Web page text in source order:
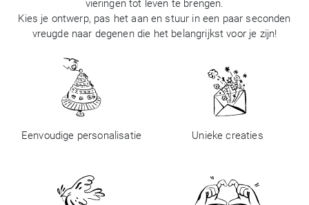
vieringen tot leven te brengen.
Kies je ontwerp, pas het aan en stuur in een paar seconden
vreugde naar degenen die het belangrijkst voor je zijn!
Eenvoudige personalisatie Unieke creaties